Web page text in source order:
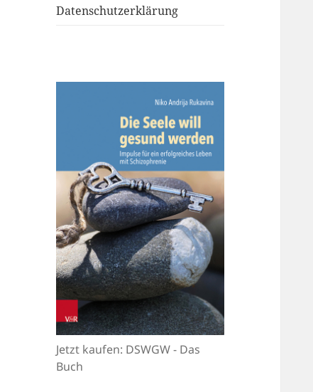
Datenschutzerklärung
Jetzt kaufen: DSWGW - Das
Buch